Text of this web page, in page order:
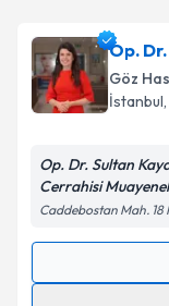
Op.
Göz
İstanbul
Op. Dr. Sultan
Cerrahisi
Caddebostan Mah. 18
Randevu